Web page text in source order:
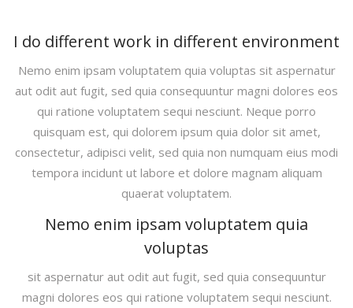
I do different work in different environment
Nemo enim ipsam voluptatem quia voluptas sit aspernatur
aut odit aut fugit, sed quia consequuntur magni dolores eos
qui ratione voluptatem sequi nesciunt. Neque porro
quisquam est, qui dolorem ipsum quia dolor sit amet,
consectetur, adipisci velit, sed quia non numquam eius modi
tempora incidunt ut labore et dolore magnam aliquam
quaerat voluptatem.
Nemo enim ipsam voluptatem quia
voluptas
sit aspernatur aut odit aut fugit, sed quia consequuntur
magni dolores eos qui ratione voluptatem sequi nesciunt.